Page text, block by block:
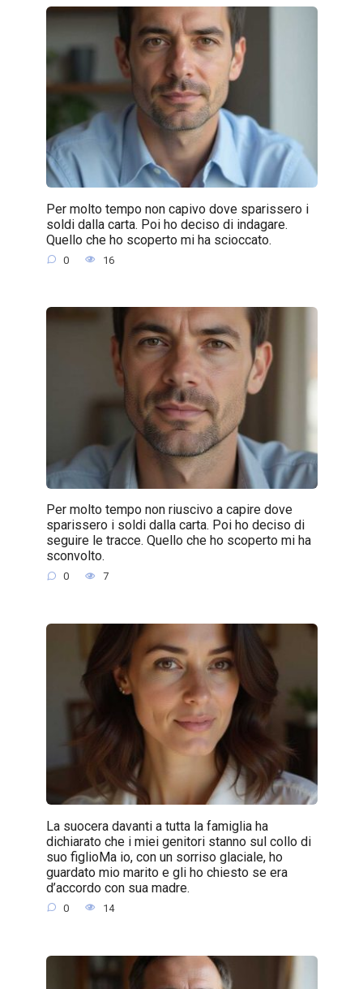
Per molto tempo non capivo dove sparissero i
soldi dalla carta. Poi ho deciso di indagare.
Quello che ho scoperto mi ha scioccato.
0 16
Per molto tempo non riuscivo a capire dove
sparissero i soldi dalla carta. Poi ho deciso di
seguire le tracce. Quello che ho scoperto mi ha
sconvolto.
0 7
La suocera davanti a tutta la famiglia ha
dichiarato che i miei genitori stanno sul collo di
suo figlioMa io, con un sorriso glaciale, ho
guardato mio marito e gli ho chiesto se era
d’accordo con sua madre.
0 14